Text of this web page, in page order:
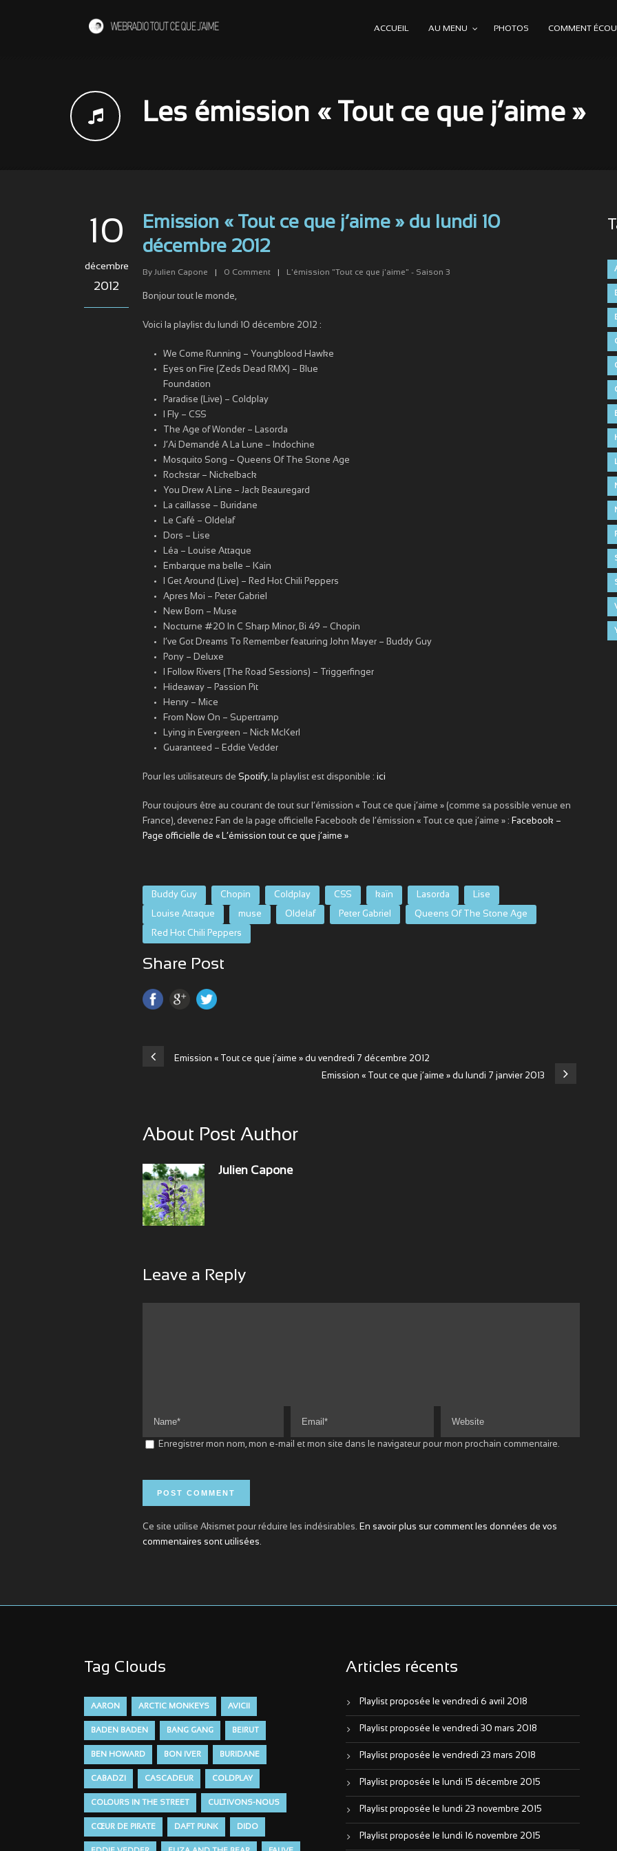
ACCUEIL AU MENU PHOTOS COMMENT
Les émission « Tout ce que j’aime »
10
décembre
2012
Emission « Tout ce que j’aime » du lundi 10
décembre 2012
By Julien Capone 0 Comment L'émission "Tout ce que j'aime" - Saison 3
Bonjour tout le monde,
Voici la playlist du lundi 10 décembre 2012 :
We Come Running – Youngblood Hawke
Eyes on Fire (Zeds Dead RMX) – Blue
Foundation
Paradise (Live) – Coldplay
I Fly – CSS
The Age of Wonder – Lasorda
J’Ai Demandé A La Lune – Indochine
Mosquito Song – Queens Of The Stone Age
Rockstar – Nickelback
You Drew A Line – Jack Beauregard
La caillasse – Buridane
Le Café – Oldelaf
Dors – Lise
Léa – Louise Attaque
Embarque ma belle – Kain
I Get Around (Live) – Red Hot Chili Peppers
Apres Moi – Peter Gabriel
New Born – Muse
Nocturne #20 In C Sharp Minor, Bi 49 – Chopin
I’ve Got Dreams To Remember featuring John Mayer – Buddy Guy
Pony – Deluxe
I Follow Rivers (The Road Sessions) – Triggerfinger
Hideaway – Passion Pit
Henry – Mice
From Now On – Supertramp
Lying in Evergreen – Nick McKerl
Guaranteed – Eddie Vedder
Pour les utilisateurs de Spotify, la playlist est disponible : ici
Pour toujours être au courant de tout sur l’émission « Tout ce que j’aime » (comme sa possible venue en
France), devenez Fan de la page officielle Facebook de l’émission « Tout ce que j’aime » : Facebook –
Page officielle de « L’émission tout ce que j’aime »
Buddy Guy Chopin Coldplay CSS kaïn Lasorda Lise
Louise Attaque muse Oldelaf Peter Gabriel Queens Of The Stone Age
Red Hot Chili Peppers
Share Post
Emission « Tout ce que j’aime » du vendredi 7 décembre 2012
Emission « Tout ce que j’aime » du lundi 7 janvier 2013
About Post Author
Julien Capone
Leave a Reply
Enregistrer mon nom, mon e-mail et mon site dans le navigateur pour mon prochain commentaire.
Ce site utilise Akismet pour réduire les indésirables. En savoir plus sur comment les données de vos
commentaires sont utilisées.
Tag Clouds
AARON ARCTIC MONKEYS AVICII
BADEN BADEN BANG GANG BEIRUT
BEN HOWARD BON IVER BURIDANE
CABADZI CASCADEUR COLDPLAY
COLOURS IN THE STREET CULTIVONS-NOUS
CŒUR DE PIRATE DAFT PUNK DIDO
Articles récents
Playlist proposée le vendredi 6 avril 2018
Playlist proposée le vendredi 30 mars 2018
Playlist proposée le vendredi 23 mars 2018
Playlist proposée le lundi 15 décembre 2015
Playlist proposée le lundi 23 novembre 2015
Playlist proposée le lundi 16 novembre 2015